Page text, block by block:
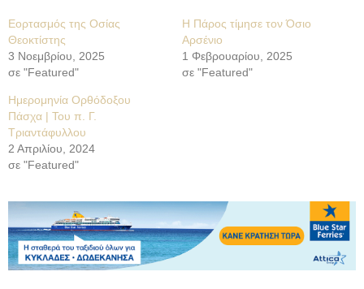
Εορτασμός της Οσίας
Θεοκτίστης
3 Νοεμβρίου, 2025
σε "Featured"
Η Πάρος τίμησε τον Όσιο
Αρσένιο
1 Φεβρουαρίου, 2025
σε "Featured"
Ημερομηνία Ορθόδοξου
Πάσχα | Του π. Γ.
Τριαντάφυλλου
2 Απριλίου, 2024
σε "Featured"